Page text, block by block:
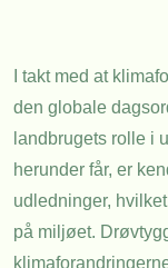
I takt med at
den globale
landbrugets rolle i
herunder får, er
udledninger,
på miljøet.